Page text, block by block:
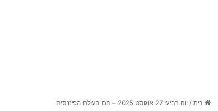
בית/יום רביעי 27 אוגוסט 2025 – חם בעולם הפיננסים